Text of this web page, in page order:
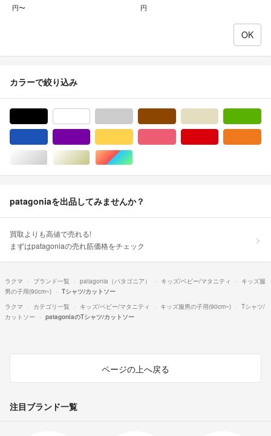
円〜 円
カラーで絞り込み
シルバー/銀色系ゴールド/金色系マルチカラー
patagoniaを出品してみませんか？
買取よりも高値で売れる!
まずはpatagoniaの売れ筋価格をチェック
ラクマ ブランド一覧 patagonia（パタゴニア） キッズ/ベビー/マタニティ
キッズ服
男の子用(90cm~)
Tシャツ/カットソー
ラクマ
カテゴリ一覧 キッズ/ベビー/マタニティ キッズ服男の子用(90cm~)
Tシャツ/
カットソー
patagoniaのTシャツ/カットソー
ページの上へ戻る
注目ブランド一覧